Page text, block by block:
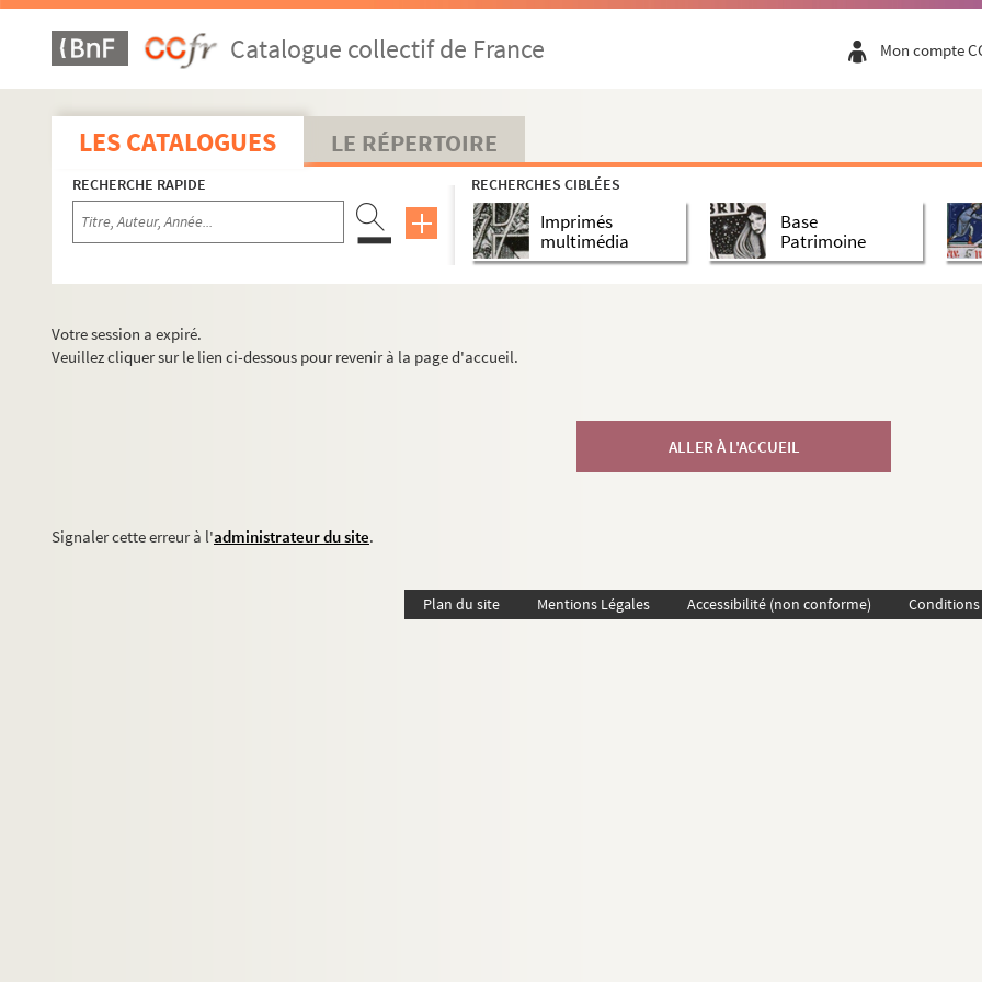
Catalogue collectif de France Mon compte
LES CATALOGUES LE RÉPERTOIRE
RECHERCHE RAPIDE RECHERCHES CIBLÉES
Imprimés
multimédia
Base
Patrimoine
Votre session a expiré.
Veuillez cliquer sur le lien ci-dessous pour revenir à la page d'accueil.
ALLER À L'ACCUEIL
Signaler cette erreur à l'administrateur du site.
Plan du site Mentions Légales Accessibilité (non conforme)